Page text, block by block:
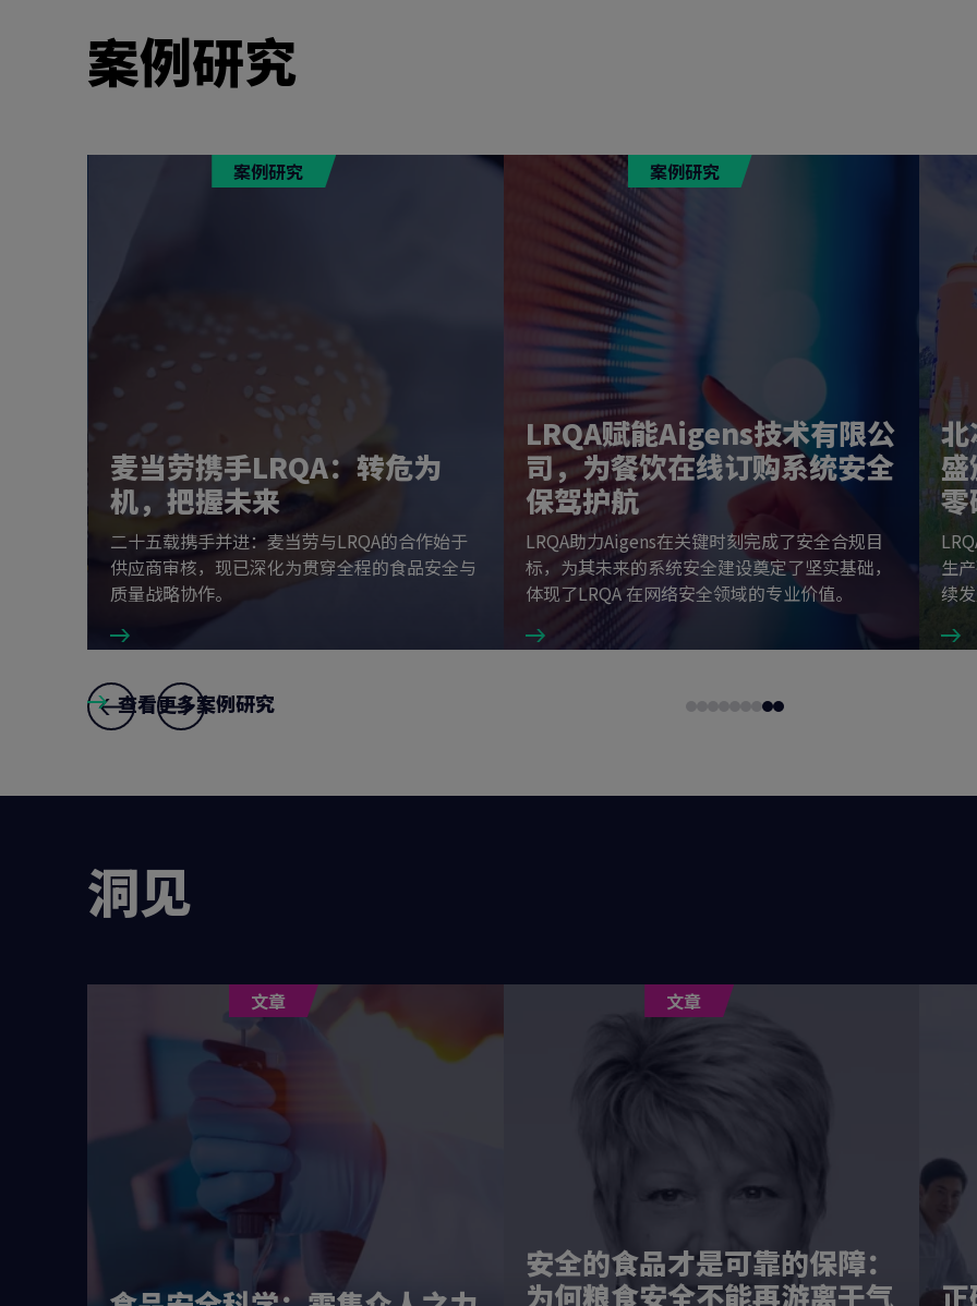
案例研究
麦当劳携手LRQA：转危为
机，把握未来
案例研究
二十五载携手并进：麦当劳与LRQA的合作始于
供应商审核，现已深化为贯穿全程的食品安全与
质量战略协作。
LRQA赋能Aigens技术有限公
司，为餐饮在线订购系统安全
保驾护航
案例研究
LRQA助力Aigens在关键时刻完成了安全合规目
标，为其未来的系统安全建设奠定了坚实基础，
体现了LRQA 在网络安全领域的专业价值。
生
续
Slide
Go
1
Go
2
Go
3
Go
4
Go
5
Go
6
Go
7
Go
8
Go
9
查看更多案例研究
洞见
文章
安全的食品才是可靠的保障：
为何粮食安全不能再游离于气
文章
正